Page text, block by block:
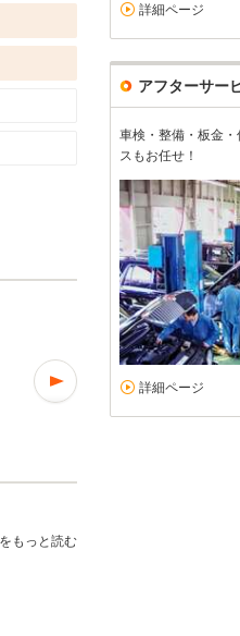
ベンツを
総合評価
とても良いお
もっと読む
詳細ページ
アフターサー
車検・整備・板金
スもお任せ！
詳細ページ